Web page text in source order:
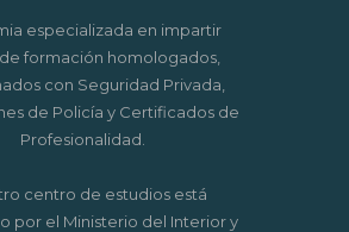
especializada en impartir
formación homologados,
con Seguridad Privada,
de Policía y Certificados de
Profesionalidad.
centro de estudios está
por el Ministerio del Interior y